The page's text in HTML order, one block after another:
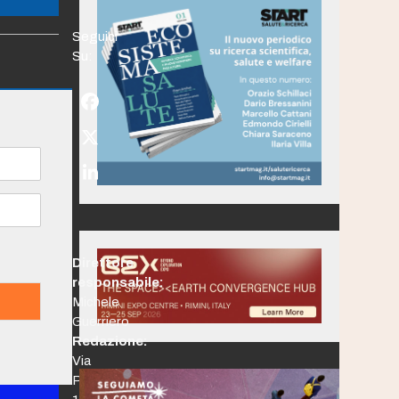
Seguici
Su:
Facebook
Twitter
(deprecated)
LinkedIn
Direttore
responsabile:
Michele
Guerriero
Redazione:
Via
Po,